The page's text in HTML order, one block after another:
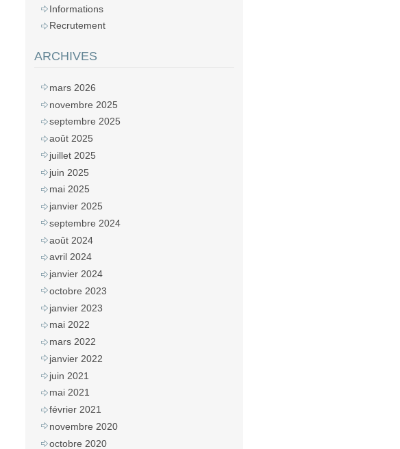
Informations
Recrutement
ARCHIVES
mars 2026
novembre 2025
septembre 2025
août 2025
juillet 2025
juin 2025
mai 2025
janvier 2025
septembre 2024
août 2024
avril 2024
janvier 2024
octobre 2023
janvier 2023
mai 2022
mars 2022
janvier 2022
juin 2021
mai 2021
février 2021
novembre 2020
octobre 2020